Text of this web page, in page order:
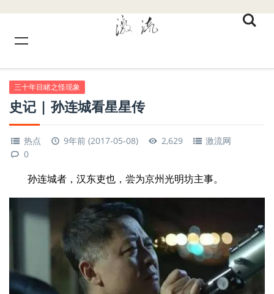
三十年目睹之怪现象
史记 | 孙连城看星星传
热点 9年前 (2017-05-08) 2,629
激流网
0
孙连城者，汉东吏也，尝为京州光明坊主事。